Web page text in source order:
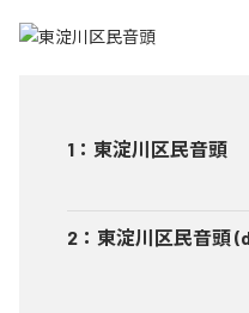
1 ： 東淀川区民音頭
2 ： 東淀川区民音頭